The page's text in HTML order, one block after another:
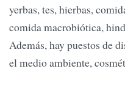
yerbas, tes, hierbas,
comida macrobiótica,
Además, hay puestos de
el medio ambiente,